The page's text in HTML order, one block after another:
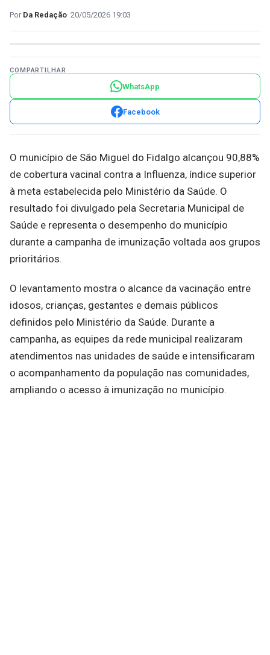
Da Redação 20/05/2026 19:03
COMPARTILHAR
WhatsApp
Facebook
O município de São Miguel do Fidalgo alcançou 90,88%
de cobertura vacinal contra a Influenza, índice superior
à meta estabelecida pelo Ministério da Saúde. O
resultado foi divulgado pela Secretaria Municipal de
Saúde e representa o desempenho do município
durante a campanha de imunização voltada aos grupos
prioritários.
O levantamento mostra o alcance da vacinação entre
idosos, crianças, gestantes e demais públicos
definidos pelo Ministério da Saúde. Durante a
campanha, as equipes da rede municipal realizaram
atendimentos nas unidades de saúde e intensificaram
o acompanhamento da população nas comunidades,
ampliando o acesso à imunização no município.